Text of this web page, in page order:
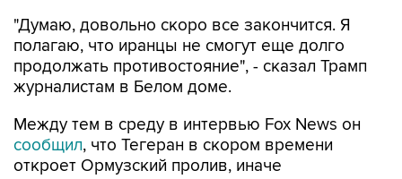
"Думаю, довольно скоро все закончится. Я
полагаю, что иранцы не смогут еще долго
продолжать противостояние", - сказал Трамп
журналистам в Белом доме.
Между тем в среду в интервью Fox News он
сообщил, что Тегеран в скором времени
откроет Ормузский пролив, иначе